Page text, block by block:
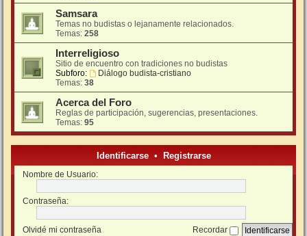
Samsara
Temas no budistas o lejanamente relacionados.
Temas: 258
Interreligioso
Sitio de encuentro con tradiciones no budistas
Subforo:
Diálogo budista-cristiano
Temas: 38
Acerca del Foro
Reglas de participación, sugerencias, presentaciones.
Temas: 95
Identificarse• Registrarse
Nombre de Usuario:
Contraseña:
Olvidé mi contraseña Recordar